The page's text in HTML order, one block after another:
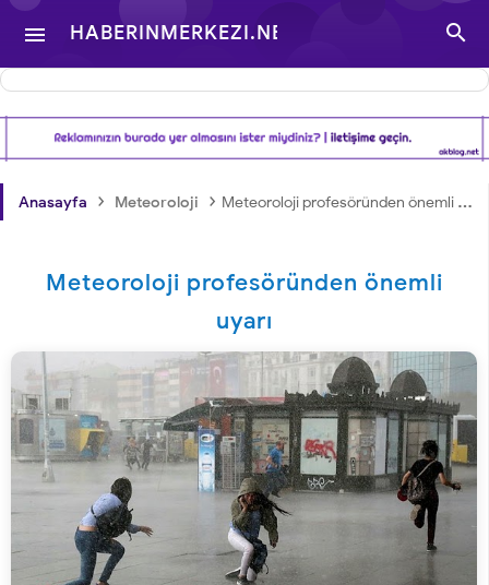
 HABERINMERKEZI.NET
- TÜRKIYE VE DÜNYA
GÜNDEMINDEN

Anasayfa › Meteoroloji › Meteoroloji profesöründen önemli uyarı
Meteoroloji profesöründen önemli
uyarı